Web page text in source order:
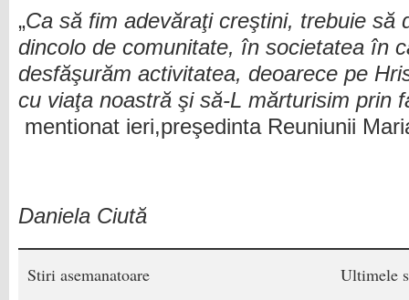
„Ca să fim adevăraţi creştini, trebuie să
dincolo de comunitate, în societatea în
desfăşurăm activitatea, deoarece pe
cu viaţa noastră şi să-L mărturisim prin
mentionat ieri,preşedinta Reuniunii
Daniela Ciută
Stiri asemanatoare Ultimele